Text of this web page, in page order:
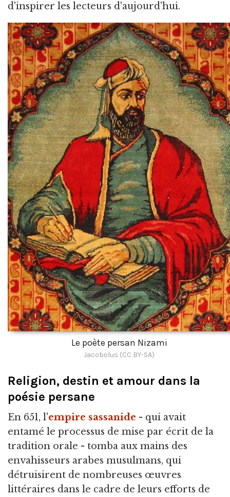
d'inspirer les lecteurs d'aujourd'hui.
Le poète persan Nizami
Jacobolus (CC BY-SA)
Religion, destin et amour dans la
poésie persane
En 651, l'empire sassanide - qui avait
entamé le processus de mise par écrit de la
tradition orale - tomba aux mains des
envahisseurs arabes musulmans, qui
détruisirent de nombreuses œuvres
littéraires dans le cadre de leurs efforts de